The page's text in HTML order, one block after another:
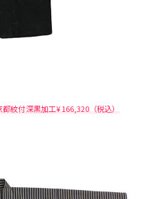
紋付深黒加工¥ 166,320（税込）